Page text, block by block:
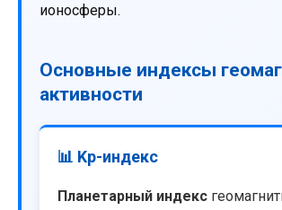
ионосферы.
Основные индексы
активности
📊 Kp-индекс
Планетарный индекс